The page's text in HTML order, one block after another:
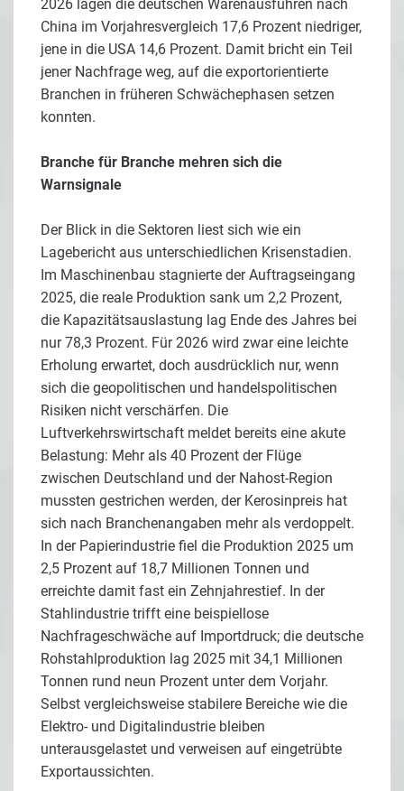
2026 lagen die deutschen Warenausfuhren nach
China im Vorjahresvergleich 17,6 Prozent niedriger,
jene in die USA 14,6 Prozent. Damit bricht ein Teil
jener Nachfrage weg, auf die exportorientierte
Branchen in früheren Schwächephasen setzen
konnten.
Branche für Branche mehren sich die
Warnsignale
Der Blick in die Sektoren liest sich wie ein
Lagebericht aus unterschiedlichen Krisenstadien.
Im Maschinenbau stagnierte der Auftragseingang
2025, die reale Produktion sank um 2,2 Prozent,
die Kapazitätsauslastung lag Ende des Jahres bei
nur 78,3 Prozent. Für 2026 wird zwar eine leichte
Erholung erwartet, doch ausdrücklich nur, wenn
sich die geopolitischen und handelspolitischen
Risiken nicht verschärfen. Die
Luftverkehrswirtschaft meldet bereits eine akute
Belastung: Mehr als 40 Prozent der Flüge
zwischen Deutschland und der Nahost-Region
mussten gestrichen werden, der Kerosinpreis hat
sich nach Branchenangaben mehr als verdoppelt.
In der Papierindustrie fiel die Produktion 2025 um
2,5 Prozent auf 18,7 Millionen Tonnen und
erreichte damit fast ein Zehnjahrestief. In der
Stahlindustrie trifft eine beispiellose
Nachfrageschwäche auf Importdruck; die deutsche
Rohstahlproduktion lag 2025 mit 34,1 Millionen
Tonnen rund neun Prozent unter dem Vorjahr.
Selbst vergleichsweise stabilere Bereiche wie die
Elektro- und Digitalindustrie bleiben
unterausgelastet und verweisen auf eingetrübte
Exportaussichten.